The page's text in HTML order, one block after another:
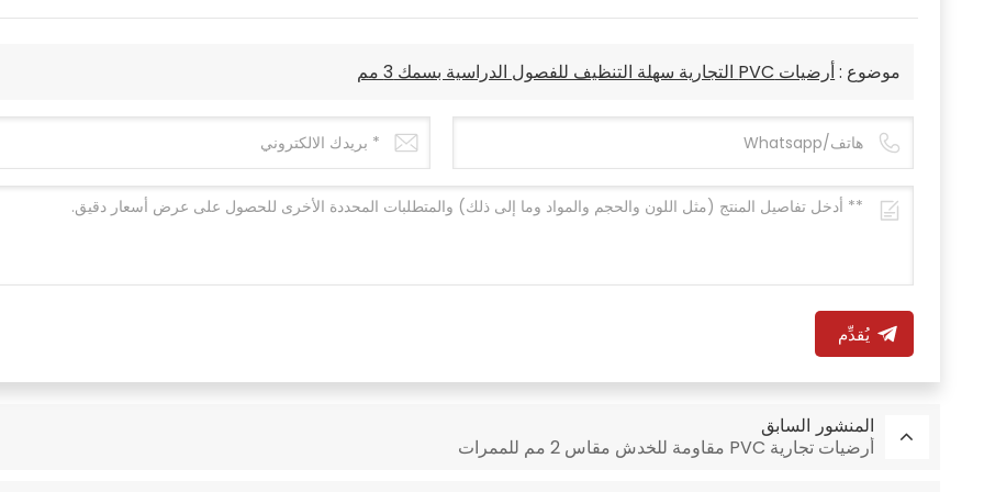
موضوع :أرضيات PVC التجارية سهلة التنظيف للفصول الدراسية بسمك 3 مم
يُقدِّم
المنشور السابق
أرضيات تجارية PVC مقاومة للخدش مقاس 2 مم للممرات